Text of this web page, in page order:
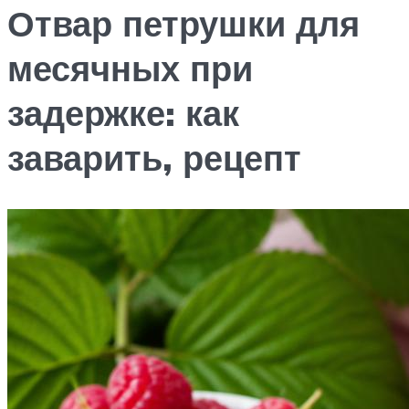
Отвар петрушки для
месячных при
задержке: как
заварить, рецепт